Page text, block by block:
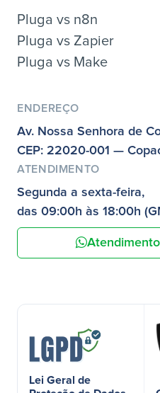
Pluga vs n8n
Pluga vs Zapier
Pluga vs Make
ENDEREÇO
Av. Nossa Senhora de
CEP: 22020-001 —
ATENDIMENTO
Segunda a sexta-feira,
das 09:00h às 18:00h
Lei Geral de